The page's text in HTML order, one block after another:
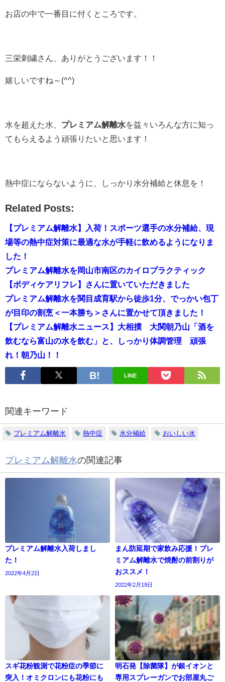
お店の中で一番目に付くところです。
三栄刺繍さん、ありがとうございます！！
嬉しいですね～(^^)
水を超えた水、 プレミアム解離水を益々いろんな方に知っ
てもらえるよう頑張りたいと思います！
熱中症にならないように、しっかり水分補給と休息を！
Related Posts:
【プレミアム解離水】入荷！スポーツ選手の水分補給、現
場等の熱中症対策に最適な水が手軽に飲めるようになりま
した！
プレミアム解離水を岡山市南区のカイロプラクティック
【ボディケアリフレ】さんに置いていただきました
プレミアム解離水を関目成育駅から徒歩1分、でっかい包丁
が目印の割烹＜一本勝ち＞さんに置かせて頂きました！
【プレミアム解離水ニュース】大相撲 大関朝乃山「酒を
飲むなら富山の水を飲む」と、しっかり体調管理 頑張
れ！朝乃山！！
LINE
関連キーワード
プレミアム解離水 熱中症 水分補給 おいしい水
プレミアム解離水の関連記事
プレミアム解離水入荷しまし
た！
2022年4月2日
まん防延期で家飲み応援！プレ
ミアム解離水で焼酎の前割りが
おススメ！
2022年2月19日
スギ花粉観測で花粉症の季節に
突入！オミクロンにも花粉にも
明石発【除菌隊】が銀イオンと
専用スプレーガンでお部屋丸ご